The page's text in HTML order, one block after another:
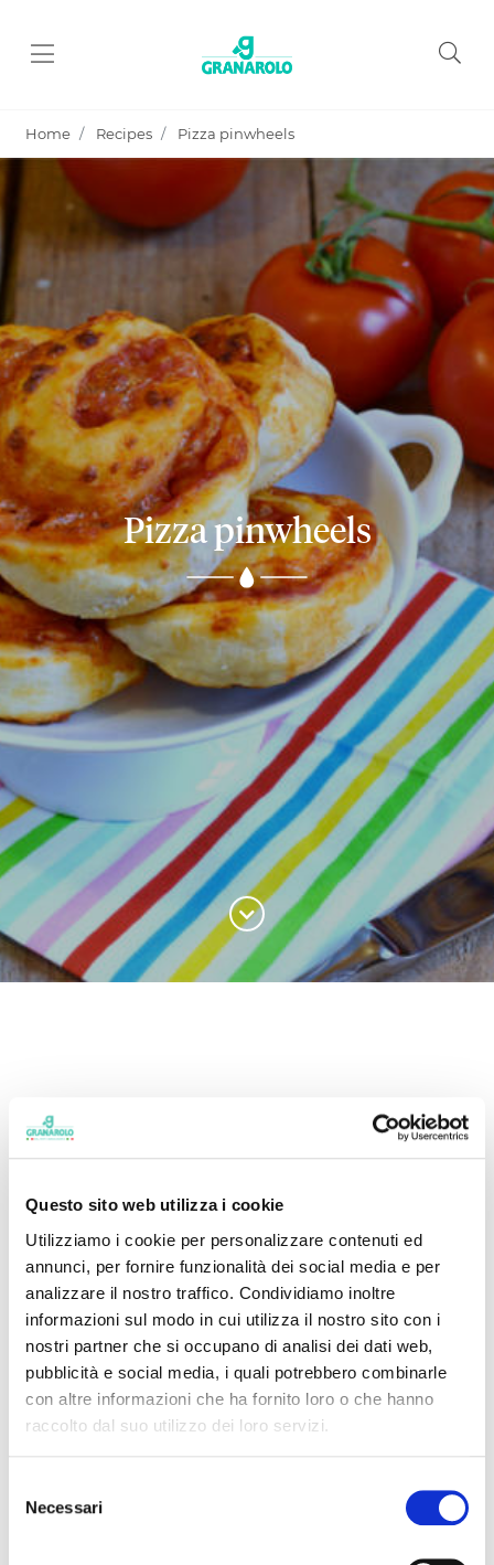
Questo sito web utilizza i cookie
Utilizziamo i cookie per personalizzare contenuti ed
annunci, per fornire funzionalità dei social media e per
analizzare il nostro traffico. Condividiamo inoltre
informazioni sul modo in cui utilizza il nostro sito con i
nostri partner che si occupano di analisi dei dati web,
pubblicità e social media, i quali potrebbero combinarle
con altre informazioni che ha fornito loro o che hanno
raccolto dal suo utilizzo dei loro servizi.
delNecessari
Home Recipes Pizza pinwheels
Pizza pinwheels
20 min Oven